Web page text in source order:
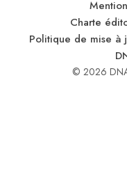
Charte
Politique de mise à
© 2026